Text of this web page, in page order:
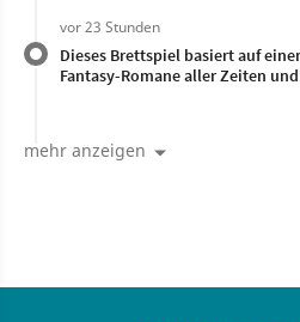
vor 23 Stunden
Dieses Brettspiel basiert auf
Fantasy-Romane aller Zeiten
mehr anzeigen